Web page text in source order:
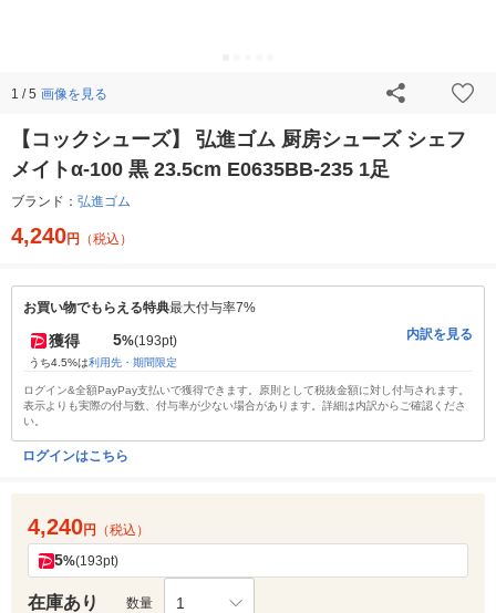
1 / 5 画像を見る
【コックシューズ】 弘進ゴム 厨房シューズ シェフ
メイトα-100 黒 23.5cm E0635BB-235 1足
ブランド： 弘進ゴム
4,240円 （税込）
お買い物でもらえる特典最大付与率7%
獲得 5%(193pt)
うち4.5%は利用先・期間限定
内訳を見る
ログイン&全額PayPay支払いで獲得できます。原則として税抜金額に対し付与されます。
表示よりも実際の付与数、付与率が少ない場合があります。詳細は内訳からご確認くださ
い。
ログインはこちら
4,240円 （税込）
5%(193pt)
在庫あり 数量 1